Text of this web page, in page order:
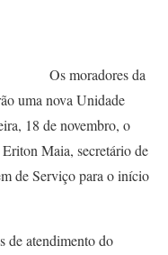
Os moradores da
uma nova Unidade
18 de novembro, o
Maia, secretário de
de Serviço para o início
de atendimento do